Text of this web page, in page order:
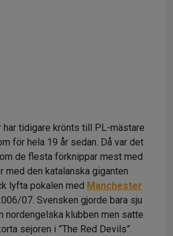
har tidigare krönts till PL-mästare
för hela 19 år sedan. Då var det
de flesta förknippar mest med
med den katalanska giganten
lyfta pokalen med Manchester
07. Svensken gjorde bara sju
nordengelska klubben men satte
sejoren i ”The Red Devils”.